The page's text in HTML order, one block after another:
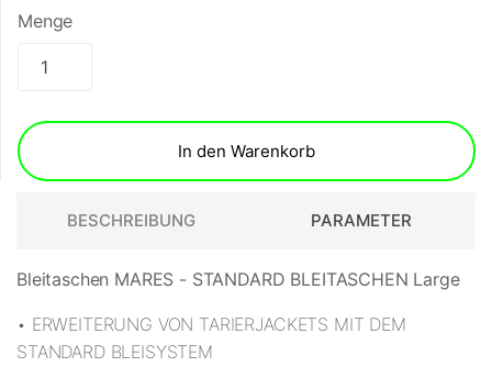
Menge
In den Warenkorb
BESCHREIBUNG PARAMETER
Bleitaschen MARES - STANDARD BLEITASCHEN Large
• ERWEITERUNG VON TARIERJACKETS MIT DEM
STANDARD BLEISYSTEM